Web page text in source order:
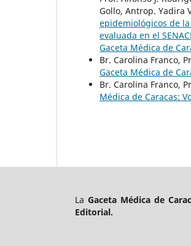
Gollo, Antrop. Yadira
epidemiológicos de
evaluada en el
Gaceta Médica de
Br. Carolina Franco,
Gaceta Médica de
Br. Carolina Franco,
Médica de Caracas:
LaGaceta Médica de
Editorial.